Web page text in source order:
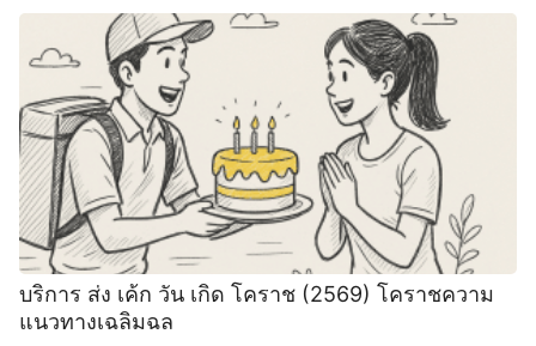
บริการ ส่ง เค้ก วัน เกิด โคราช (2569) โคราชความ
แนวทางเฉลิมฉล